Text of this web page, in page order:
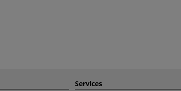
Services